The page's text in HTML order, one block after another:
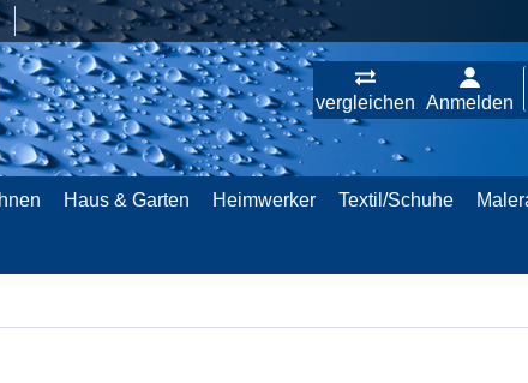
vergleichen Anmelden
Haus & Garten Heimwerker Textil/Schuhe